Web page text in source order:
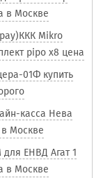
в Москве
Mikro
pipo x8 цена
01Ф купить
касса Нева
Москве
ЕНВД Агат 1
в Москве